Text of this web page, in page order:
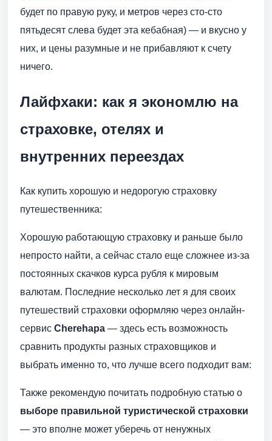
будет по правую руку, и метров через сто-сто
пятьдесят слева будет эта кебабная) — и вкусно у
них, и цены разумные и не прибавляют к счету
ничего.
Лайфхаки: как я экономлю на
страховке, отелях и
внутренних переездах
Как купить хорошую и недорогую страховку
путешественника:
Хорошую работающую страховку и раньше было
непросто найти, а сейчас стало еще сложнее из-за
постоянных скачков курса рубля к мировым
валютам. Последние несколько лет я для своих
путешествий страховки оформляю через онлайн-
сервис Cherehapa — здесь есть возможность
сравнить продукты разных страховщиков и
выбрать именно то, что лучше всего подходит вам:
Также рекомендую почитать подробную статью о
выборе правильной туристической страховки
— это вполне может уберечь от ненужных